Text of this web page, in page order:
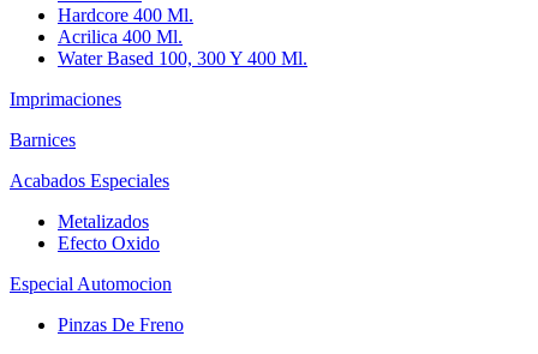
Hardcore 400 Ml.
Acrilica 400 Ml.
Water Based 100, 300 Y 400 Ml.
Imprimaciones
Barnices
Acabados Especiales
Metalizados
Efecto Oxido
Especial Automocion
Pinzas De Freno